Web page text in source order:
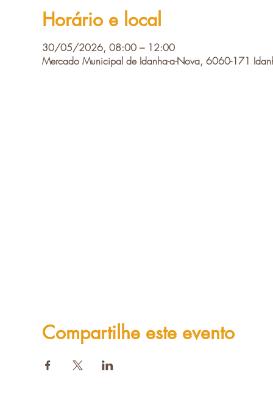
Horário e local
30/05/2026, 08:00 – 12:00
Mercado Municipal de Idanha-a-Nova, 6060-171
Compartilhe este evento